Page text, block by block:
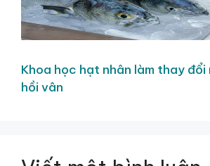
Khoa học hạt nhân làm thay đổi
hồi vân